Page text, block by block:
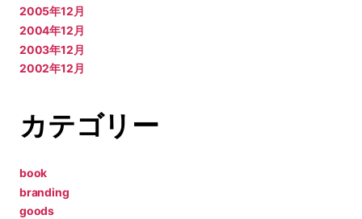
2005年12月
2004年12月
2003年12月
2002年12月
カテゴリー
book
branding
goods